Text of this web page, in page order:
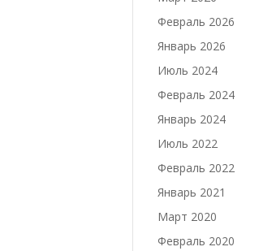
Февраль 2026
Январь 2026
Июль 2024
Февраль 2024
Январь 2024
Июль 2022
Февраль 2022
Январь 2021
Март 2020
Февраль 2020